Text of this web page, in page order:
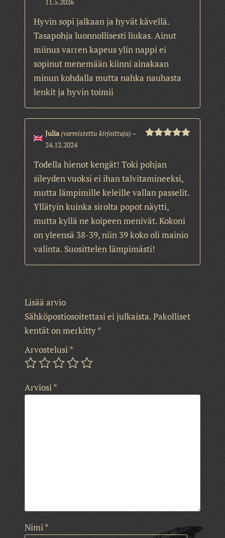
4/ 5
Hyvin sopi jalkaan ja hyvät kävellä.
Tasapohja luonnollisesti liukas. Ainut
miinus varren kapeus ylin nappi ei
sopinut menemään kiinni ainakaan
minun kohdalla mutta nahka nauhasta
lenkit ja hyvin toimii
5/ 5
Julia(varmistettu kirjoittaja) –
24.12.2024
Todella hienot kengät! Toki pohjan
sileyden vuoksi ei ihan talvitamineeksi,
mutta lämpimille keleille vallan passelit.
Yllätyin kuinka sirolta popot näytti,
mutta kyllä ne koipeen menivät. Kokoni
on yleensä 38-39, niin 39 koko oli mainio
valinta. Suosittelen lämpimästi!
Lisää arvio
Sähköpostiosoitettasi ei julkaista.Pakolliset
kentät on merkitty*
Arvostelusi*
Arviosi*
Nimi*